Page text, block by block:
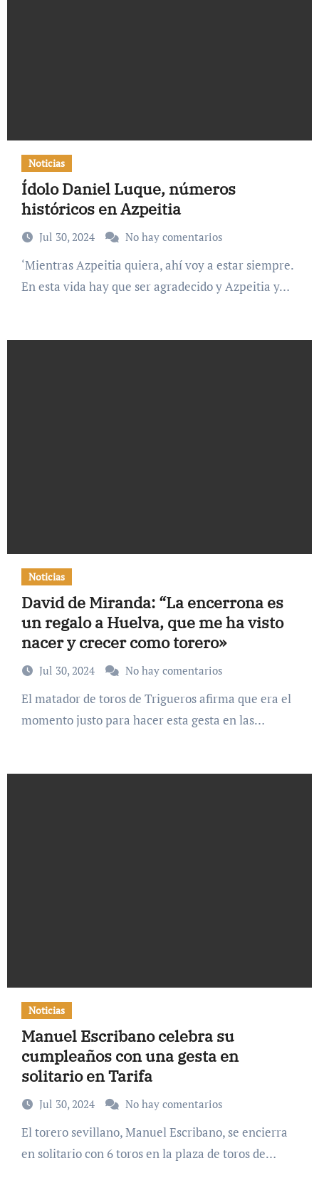
Noticias
Ídolo Daniel Luque, números
históricos en Azpeitia
Jul 30, 2024 No hay comentarios
‘Mientras Azpeitia quiera, ahí voy a estar siempre.
En esta vida hay que ser agradecido y Azpeitia y…
Noticias
David de Miranda: “La encerrona es
un regalo a Huelva, que me ha visto
nacer y crecer como torero»
Jul 30, 2024 No hay comentarios
El matador de toros de Trigueros afirma que era el
momento justo para hacer esta gesta en las…
Noticias
Manuel Escribano celebra su
cumpleaños con una gesta en
solitario en Tarifa
Jul 30, 2024 No hay comentarios
El torero sevillano, Manuel Escribano, se encierra
en solitario con 6 toros en la plaza de toros de…